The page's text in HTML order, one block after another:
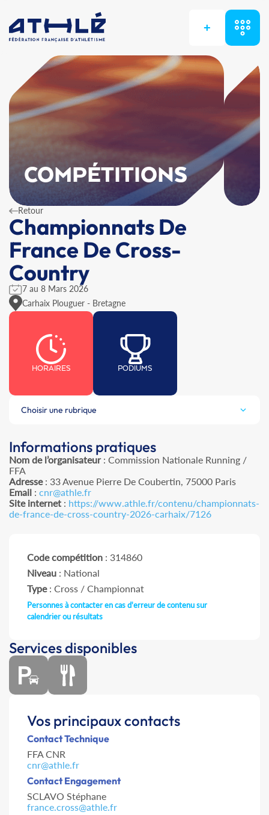
+
COMPÉTITIONS
Retour
Championnats De
France De Cross-
Country
7 au 8 Mars 2026
Carhaix Plouguer - Bretagne
HORAIRES PODIUMS
Choisir une rubrique
Informations pratiques
Nom de l’organisateur: Commission Nationale Running /
FFA
Adresse: 33 Avenue Pierre De Coubertin, 75000 Paris
Email : cnr@athle.fr
Site internet : https://www.athle.fr/contenu/championnats-
de-france-de-cross-country-2026-carhaix/7126
Code compétition : 314860
Niveau : National
Type: Cross / Championnat
Personnes à contacter en cas d'erreur de contenu sur
calendrier ou résultats
Services disponibles
Vos principaux contacts
Contact Technique
FFA CNR
cnr@athle.fr
Contact Engagement
SCLAVO Stéphane
france.cross@athle.fr